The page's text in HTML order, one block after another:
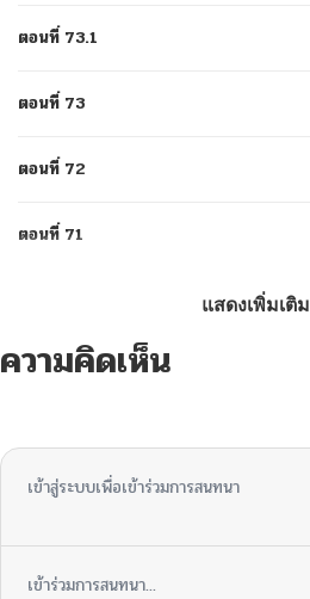
ตอนที่ 73.1
ตอนที่ 73
ตอนที่ 72
ตอนที่ 71
ตอนที่ 69
ตอนที่ 67
แสดงเพิ่มเติม
ความคิดเห็น
เข้าสู่ระบบเพื่อเข้าร่วมการสนทนา
เข้าร่วมการสนทนา...